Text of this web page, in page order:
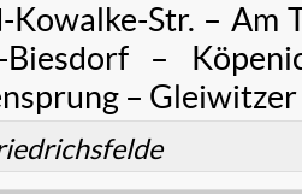
Kowalke-Str. – Am
–
–